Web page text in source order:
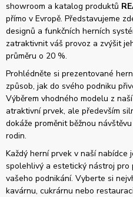
showroom a katalog produktů
přímo v Evropě. Představujeme
designů a funkčních herních
zatraktivnit váš provoz a zvýšit
průměru o 20 %.
Prohlédněte si prezentované
způsob, jak do svého podniku
Výběrem vhodného modelu z
atraktivní prvek, ale především
dokáže proměnit běžnou
rodin.
Každý herní prvek v naší nabídce
spolehlivý a estetický nástroj
vašeho podnikání. Vyberte si
kavárnu, cukrárnu nebo